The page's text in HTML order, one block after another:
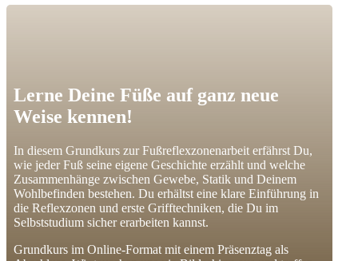
Lerne Deine Füße auf ganz neue
Weise kennen!
In diesem Grundkurs zur Fußreflexzonenarbeit erfährst Du,
wie jeder Fuß seine eigene Geschichte erzählt und welche
Zusammenhänge zwischen Gewebe, Statik und Deinem
Wohlbefinden bestehen. Du erhältst eine klare Einführung in
die Reflexzonen und erste Grifftechniken, die Du im
Selbststudium sicher erarbeiten kannst.
Grundkurs im Online-Format mit einem Präsenztag als